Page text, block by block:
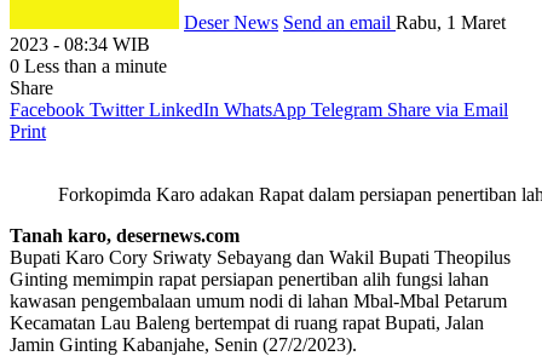
Deser News Send an email Rabu, 1 Maret
2023 - 08:34 WIB
0 Less than a minute
Share
Facebook Twitter LinkedIn WhatsApp Telegram Share via Email
Print
Forkopimda Karo adakan Rapat dalam persiapan penertiban
Tanah karo, desernews.com
Bupati Karo Cory Sriwaty Sebayang dan Wakil Bupati Theopilus
Ginting memimpin rapat persiapan penertiban alih fungsi lahan
kawasan pengembalaan umum nodi di lahan Mbal-Mbal Petarum
Kecamatan Lau Baleng bertempat di ruang rapat Bupati, Jalan
Jamin Ginting Kabanjahe, Senin (27/2/2023).